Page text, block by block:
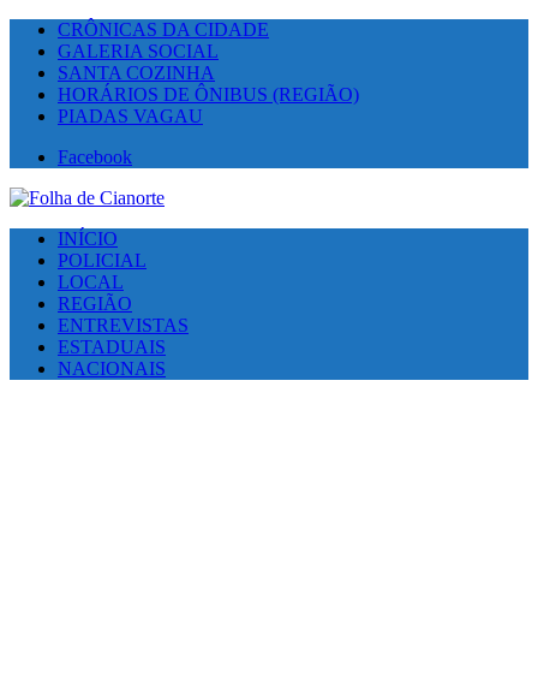
CRÔNICAS DA CIDADE
GALERIA SOCIAL
SANTA COZINHA
HORÁRIOS DE ÔNIBUS (REGIÃO)
PIADAS VAGAU
Facebook
INÍCIO
POLICIAL
LOCAL
REGIÃO
ENTREVISTAS
ESTADUAIS
NACIONAIS